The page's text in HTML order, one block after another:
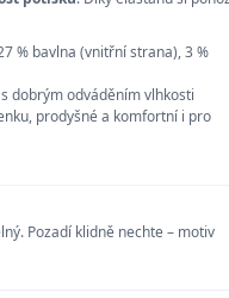
% bavlna (vnitřní strana), 3 %
dobrým odváděním vlhkosti
prodyšné a komfortní i pro
Pozadí klidně nechte – motiv